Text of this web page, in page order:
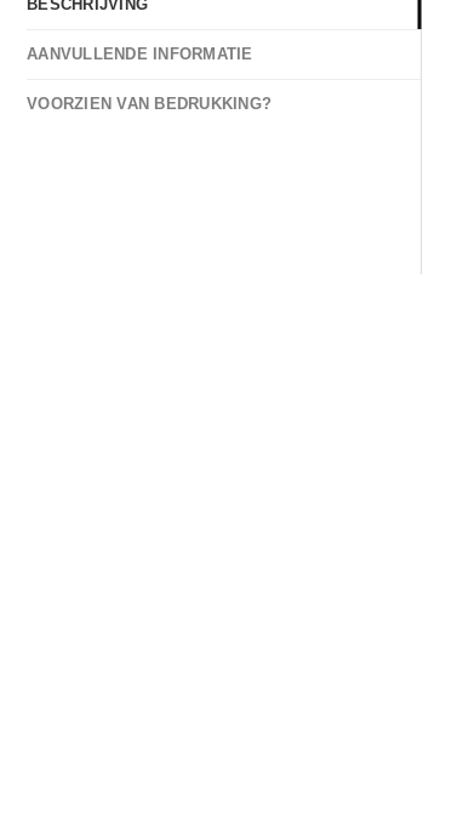
BESCHRIJVING
AANVULLENDE INFORMATIE
VOORZIEN VAN BEDRUKKING?